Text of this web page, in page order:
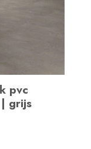
pvc
| grijs